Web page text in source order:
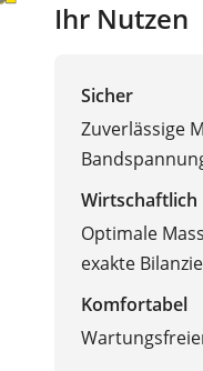
Ihr Nutzen
Sicher
Zuverlässige
Wirtschaftlich
Optimale
exakte
Komfortabel